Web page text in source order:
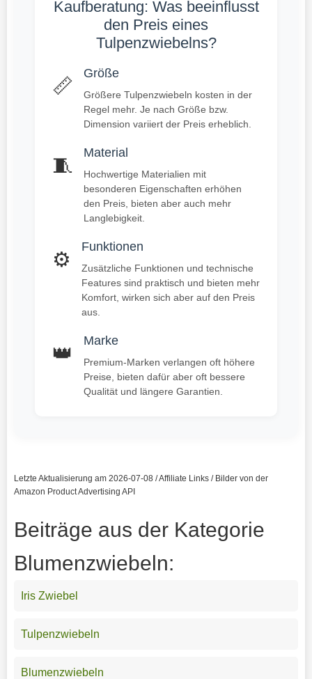
Kaufberatung: Was beeinflusst
den Preis eines
Tulpenzwiebelns?
📏
Größe
Größere Tulpenzwiebeln kosten in der
Regel mehr. Je nach Größe bzw.
Dimension variiert der Preis erheblich.
🧵
Material
Hochwertige Materialien mit
besonderen Eigenschaften erhöhen
den Preis, bieten aber auch mehr
Langlebigkeit.
⚙️
Funktionen
Zusätzliche Funktionen und technische
Features sind praktisch und bieten mehr
Komfort, wirken sich aber auf den Preis
aus.
👑
Marke
Premium-Marken verlangen oft höhere
Preise, bieten dafür aber oft bessere
Qualität und längere Garantien.
Letzte Aktualisierung am 2026-07-08 / Affiliate Links / Bilder von der
Amazon Product Advertising API
Beiträge aus der Kategorie
Blumenzwiebeln:
Iris Zwiebel
Tulpenzwiebeln
Blumenzwiebeln